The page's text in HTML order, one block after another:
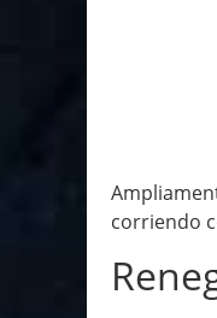
corriendo